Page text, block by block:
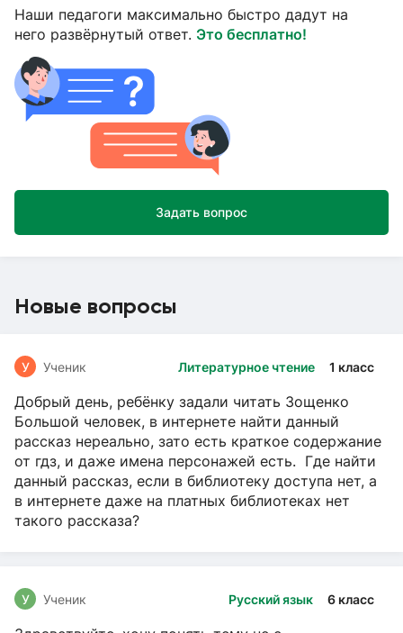
Наши педагоги максимально быстро дадут на
него развёрнутый ответ. Это бесплатно!
Задать вопрос
Новые вопросы
Литературное чтение 1 класс
У Ученик
Добрый день, ребёнку задали читать Зощенко
Большой человек, в интернете найти данный
рассказ нереально, зато есть краткое содержание
от гдз, и даже имена персонажей есть. Где найти
данный рассказ, если в библиотеку доступа нет, а
в интернете даже на платных библиотеках нет
такого рассказа?
Русский язык 6 класс
У Ученик